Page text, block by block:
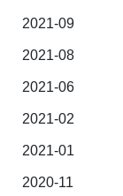
2021-09
2021-08
2021-06
2021-02
2021-01
2020-11